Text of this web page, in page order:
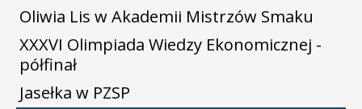
Oliwia Lis w Akademii Mistrzów Smaku
XXXVI Olimpiada Wiedzy Ekonomicznej -
półfinał
Jasełka w PZSP